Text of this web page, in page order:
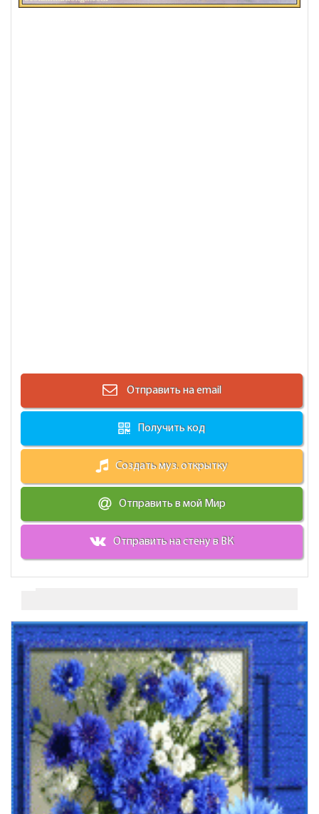
Отправить на email
Получить код
Создать муз. открытку
Отправить в мой Мир
Отправить на стену в ВК